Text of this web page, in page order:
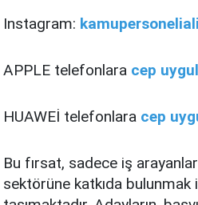
Instagram:
APPLE telefonlara cep
HUAWEİ telefonlara cep
Bu fırsat, sadece iş
sektörüne katkıda